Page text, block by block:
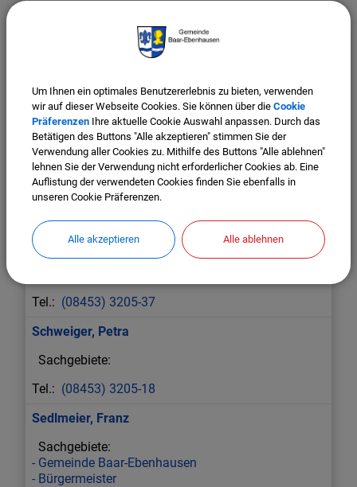
Petra
Einwohnermeldeamt
(08453) 3205-24
Schartel,Ernst
Amt III - Bauverwaltung
Schnotz,Konrad
(08453) 3205-37
Schweiger, Petra
(08453) 3205-18
Sedlmeier, Franz
Gemeinde Baar-Ebenhausen
Bürgermeister
Um Ihnen ein optimales Benutzererlebnis zu bieten, verwenden
wir auf dieser Webseite Cookies. Sie können über die Cookie
Präferenzen Ihre aktuelle Cookie Auswahl anpassen. Durch das
Betätigen des Buttons "Alle akzeptieren" stimmen Sie der
Verwendung aller Cookies zu. Mithilfe des Buttons "Alle ablehnen"
lehnen Sie der Verwendung nicht erforderlicher Cookies ab. Eine
Auflistung der verwendeten Cookies finden Sie ebenfalls in
unseren Cookie Präferenzen.
Alle akzeptieren Alle ablehnen